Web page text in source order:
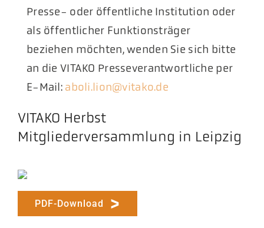
Presse- oder öffentliche Institution oder
als öffentlicher Funktionsträger
beziehen möchten, wenden Sie sich bitte
an die VITAKO Presseverantwortliche per
E-Mail: aboli.lion@vitako.de
VITAKO Herbst
Mitgliederversammlung in Leipzig
PDF-Download